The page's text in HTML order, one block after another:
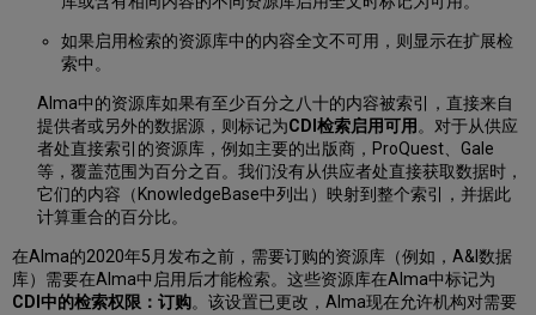
时
书
章
节
会
显
示
在
检
索
结
如果启用检索的资源库中的内容全文不可用，则显示在扩展检
索中。
Alma中的资源库如果有至少百分之八十的内容被索引，直接来自
提供者或另外的数据源，则标记为CDI检索启用可用 。对于从供应
者处直接索引的资源库，例如主要的出版商，ProQuest、Gale
等，覆盖范围为百分之百。我们没有从供应者处直接获取数据时，
它们的内容（KnowledgeBase中列出）映射到整个索引，并据此
计算重合的百分比。
在Alma的2020年5月发布之前，需要订购的资源库（例如，A&I数据
库）需要在Alma中启用后才能检索。这些资源库在Alma中标记为
CDI中的检索权限：订购。该设置已更改，Alma现在允许机构对需要